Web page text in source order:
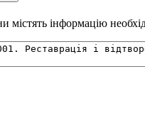
інформацію